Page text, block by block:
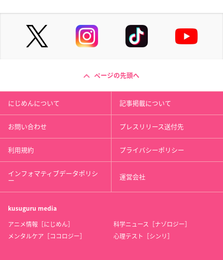
ページの先頭へ
にじめんについて 記事掲載について
お問い合わせ プレスリリース送付先
利用規約 プライバシーポリシー
インフォマティブデータポリシ
ー 運営会社
kusuguru media
アニメ情報［にじめん］
科学ニュース［ナゾロジー］
メンタルケア［ココロジー］
心理テスト［シンリ］